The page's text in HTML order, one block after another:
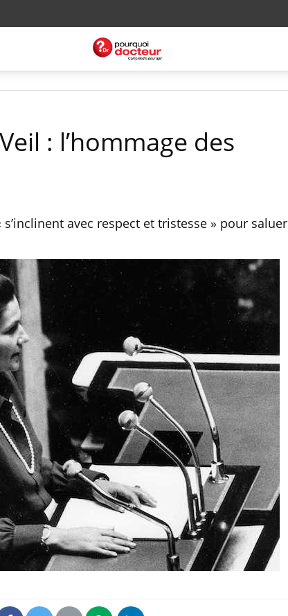
: l’hommage des
avec respect et tristesse » pour saluer